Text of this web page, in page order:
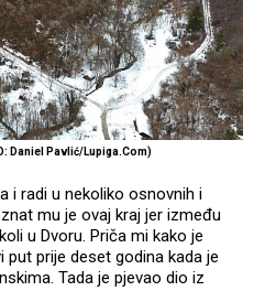
Daniel Pavlić/Lupiga.Com)
i radi u nekoliko osnovnih i
mu je ovaj kraj jer između
u Dvoru. Priča mi kako je
put prije deset godina kada je
Tada je pjevao dio iz